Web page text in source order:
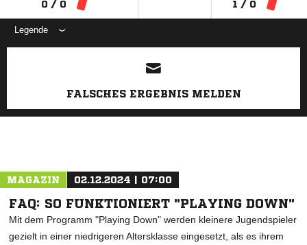
0 / 0 1 / 0
Legende
ANZEIGE
FALSCHES ERGEBNIS MELDEN
MAGAZIN 02.12.2024 | 07:00
FAQ: SO FUNKTIONIERT "PLAYING DOWN"
Mit dem Programm "Playing Down" werden kleinere Jugendspieler
gezielt in einer niedrigeren Altersklasse eingesetzt, als es ihrem